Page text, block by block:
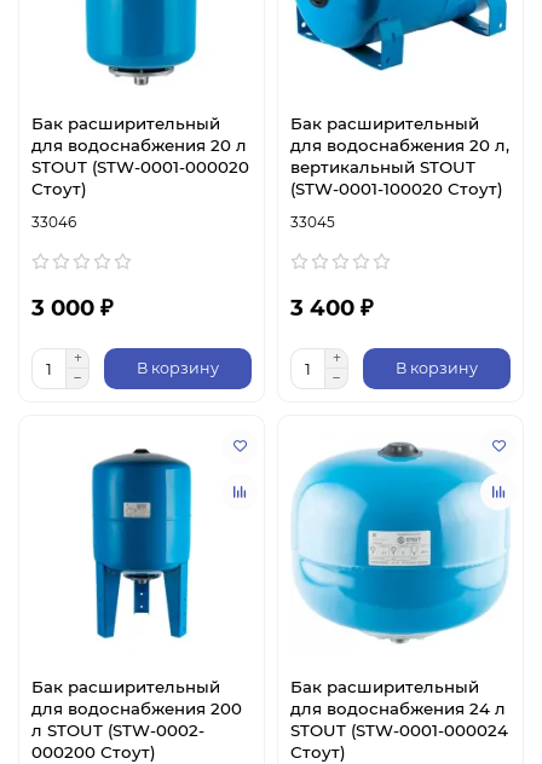
Бак расширительный
для водоснабжения 20 л
STOUT (STW-0001-000020
Стоут)
33046
3 000 ₽
В корзину
Бак расширительный
для водоснабжения 20 л,
вертикальный STOUT
(STW-0001-100020 Стоут)
33045
3 400 ₽
В корзину
Бак расширительный
для водоснабжения 200
л STOUT (STW-0002-
000200 Стоут)
Бак расширительный
для водоснабжения 24 л
STOUT (STW-0001-000024
Стоут)